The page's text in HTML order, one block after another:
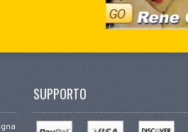
SUPPORTO